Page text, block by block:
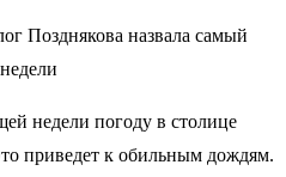
недели погоду в столице
приведет к обильным дождям.